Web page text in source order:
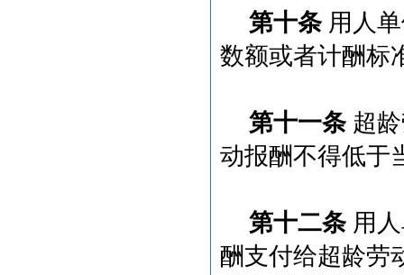
第十条用人单
数额或者计酬标
第十一条 超
动报酬不得低于
第十二条用人
酬支付给超龄劳